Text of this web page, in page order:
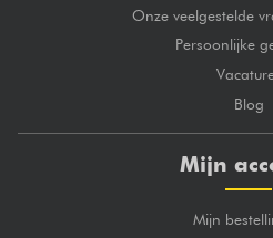
Onze veelgestelde
Persoonlijke
Blog
Mijn
Mijn